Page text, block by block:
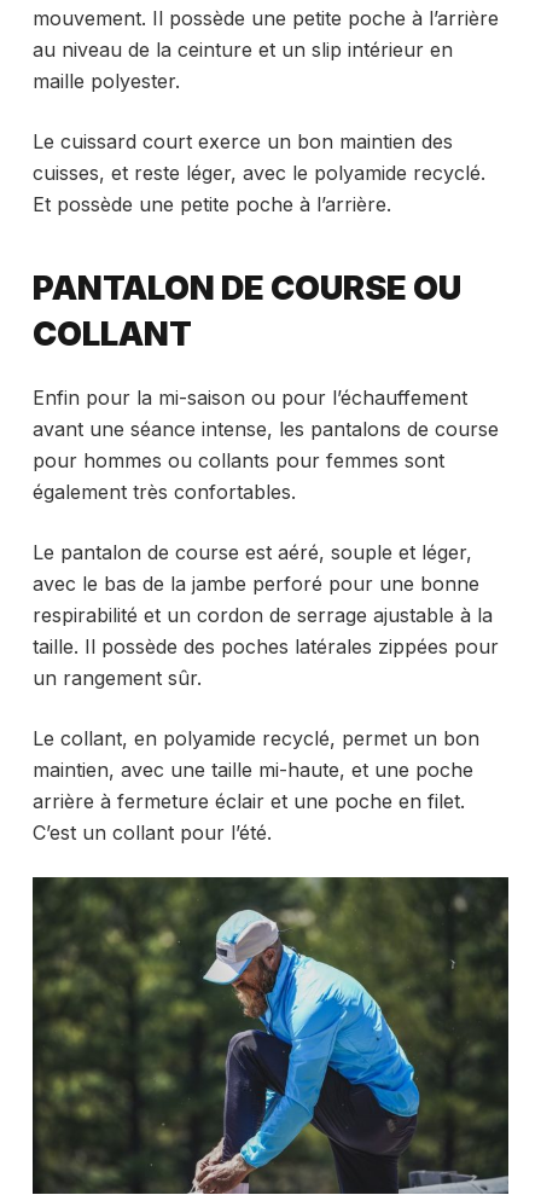
mouvement. Il possède une petite poche à l’arrière
au niveau de la ceinture et un slip intérieur en
maille polyester.
Le cuissard court exerce un bon maintien des
cuisses, et reste léger, avec le polyamide recyclé.
Et possède une petite poche à l’arrière.
PANTALON DE COURSE OU
COLLANT
Enfin pour la mi-saison ou pour l’échauffement
avant une séance intense, les pantalons de course
pour hommes ou collants pour femmes sont
également très confortables.
Le pantalon de course est aéré, souple et léger,
avec le bas de la jambe perforé pour une bonne
respirabilité et un cordon de serrage ajustable à la
taille. Il possède des poches latérales zippées pour
un rangement sûr.
Le collant, en polyamide recyclé, permet un bon
maintien, avec une taille mi-haute, et une poche
arrière à fermeture éclair et une poche en filet.
C’est un collant pour l’été.